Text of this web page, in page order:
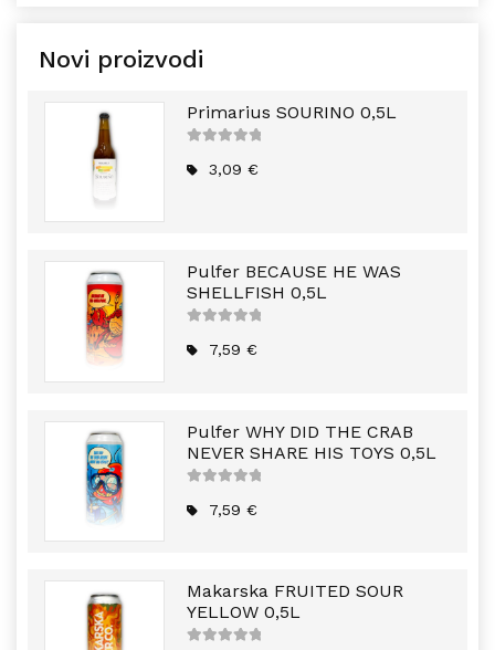
Novi proizvodi
Primarius SOURINO 0,5L
5
3,09€
Pulfer BECAUSE HE WAS
SHELLFISH 0,5L
5
7,59€
Pulfer WHY DID THE CRAB
NEVER SHARE HIS TOYS 0,5L
5
7,59€
Makarska FRUITED SOUR
YELLOW 0,5L